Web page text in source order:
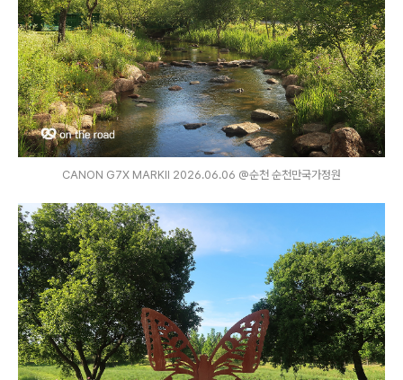
CANON G7X MARKⅡ 2026.06.06 @순천 순천만국가정원